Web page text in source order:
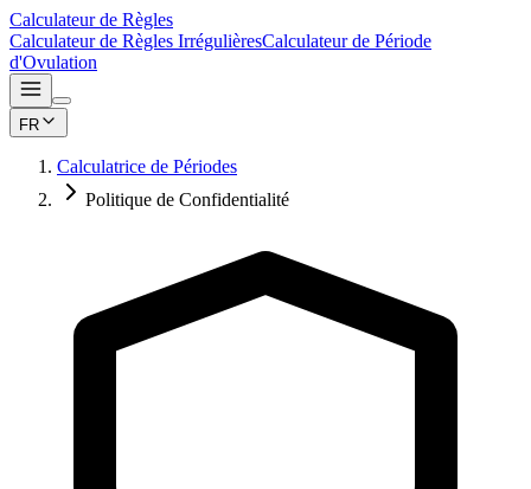
Calculateur de Règles
Calculateur de Règles IrrégulièresCalculateur de Période
d'Ovulation
FR
Calculatrice de Périodes
Politique de Confidentialité